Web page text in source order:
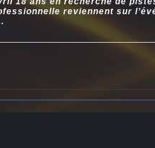
reviennent sur